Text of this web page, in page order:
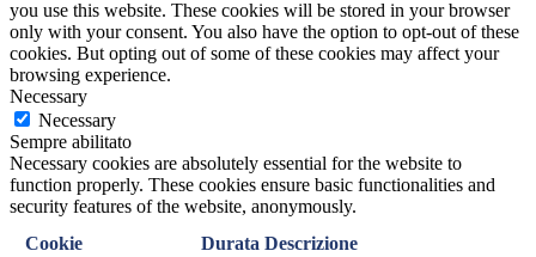
you use this website. These cookies will be stored in your browser
only with your consent. You also have the option to opt-out of these
cookies. But opting out of some of these cookies may affect your
browsing experience.
Necessary
Necessary
Sempre abilitato
Necessary cookies are absolutely essential for the website to
function properly. These cookies ensure basic functionalities and
security features of the website, anonymously.
Cookie
Durata Descrizione